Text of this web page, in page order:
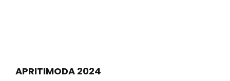
APRITIMODA 2024